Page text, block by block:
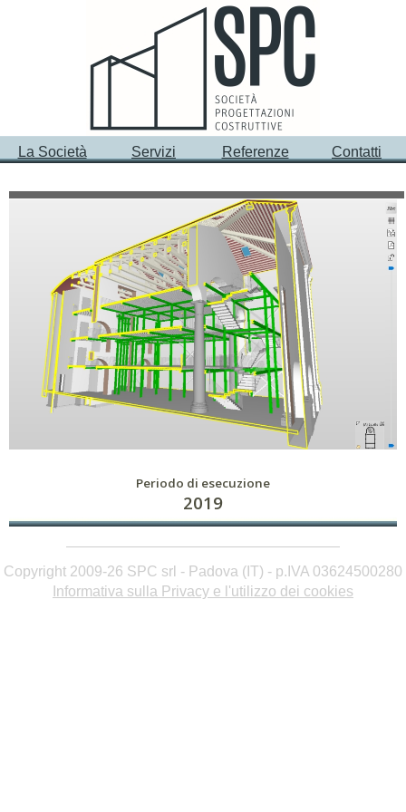
La Società Servizi Referenze Contatti
Committente
Impresa CEV Spa - Treviso
Ex Chiesa di Santa Maria Nuova
Progetto Architettonico
Alfaluda srl – Silea TV
Progettazione strutturale esecutiva
- Sviluppo commessa in ambiente BIM -
Periodo di esecuzione
2019
Copyright 2009-26 SPC srl - Padova (IT) - p.IVA 03624500280
Informativa sulla Privacy e l'utilizzo dei cookies